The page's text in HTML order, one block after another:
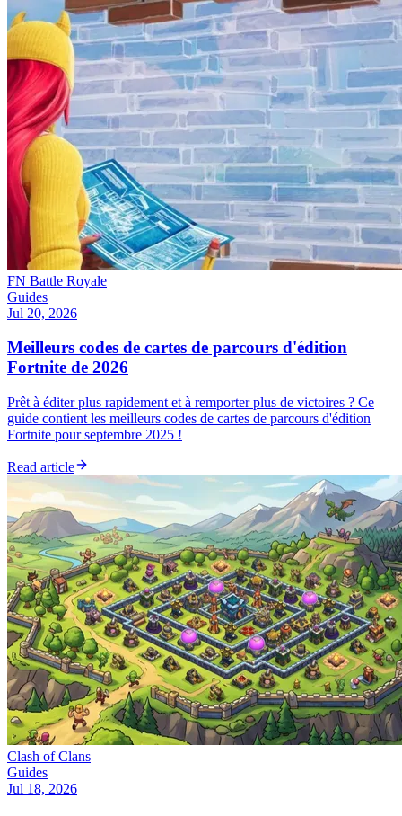
FN Battle Royale
Guides
Jul 20, 2026
Meilleurs codes de cartes de parcours d'édition
Fortnite de 2026
Prêt à éditer plus rapidement et à remporter plus de victoires ? Ce
guide contient les meilleurs codes de cartes de parcours d'édition
Fortnite pour septembre 2025 !
Read article
Clash of Clans
Guides
Jul 18, 2026